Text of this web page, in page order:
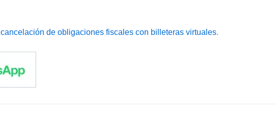
cancelación de obligaciones fiscales con billeteras virtuales.